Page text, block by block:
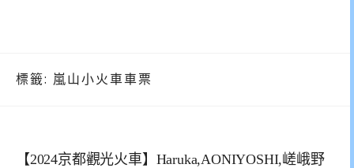
標籤: 嵐山小火車車票
【2024京都觀光火車】Haruka,AONIYOSHI,嵯峨野